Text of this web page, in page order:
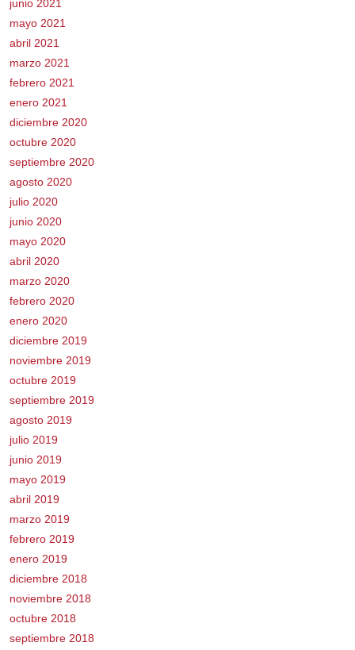
junio 2021
mayo 2021
abril 2021
marzo 2021
febrero 2021
enero 2021
diciembre 2020
octubre 2020
septiembre 2020
agosto 2020
julio 2020
junio 2020
mayo 2020
abril 2020
marzo 2020
febrero 2020
enero 2020
diciembre 2019
noviembre 2019
octubre 2019
septiembre 2019
agosto 2019
julio 2019
junio 2019
mayo 2019
abril 2019
marzo 2019
febrero 2019
enero 2019
diciembre 2018
noviembre 2018
octubre 2018
septiembre 2018